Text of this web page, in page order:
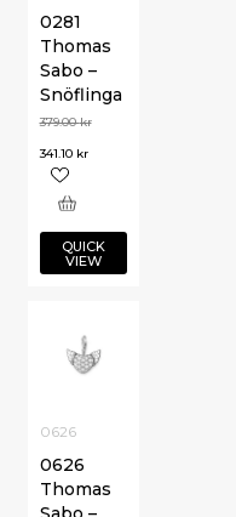
0281
Thomas
Sabo –
Snöflinga
379.00kr
341.10 kr
QUICK
VIEW
0626
0626
Thomas